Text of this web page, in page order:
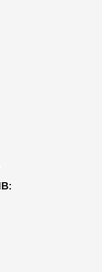
у
розумного
якість та тотальну
пластикові
гарантією,
у Київ,
пункти